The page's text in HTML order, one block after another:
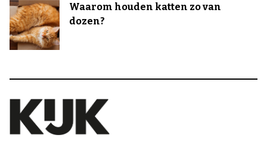
Waarom houden katten zo van
dozen?